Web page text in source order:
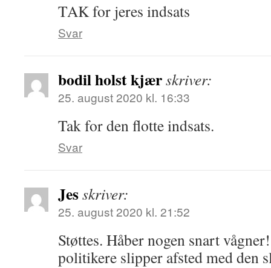
TAK for jeres indsats
Svar
bodil holst kjærskriver:
25. august 2020 kl. 16:33
Tak for den flotte indsats.
Svar
Jesskriver:
25. august 2020 kl. 21:52
Støttes. Håber nogen snart
politikere slipper afsted med den